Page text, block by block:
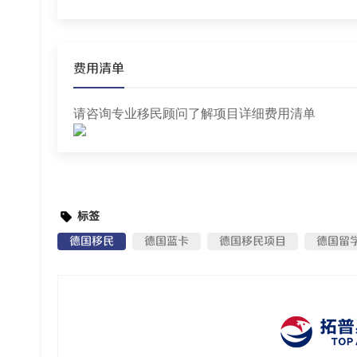
费用清单
请咨询专业移民顾问了解项目详细费用清单
标签
德国移民
德国蓝卡 德国移民项目 德国留